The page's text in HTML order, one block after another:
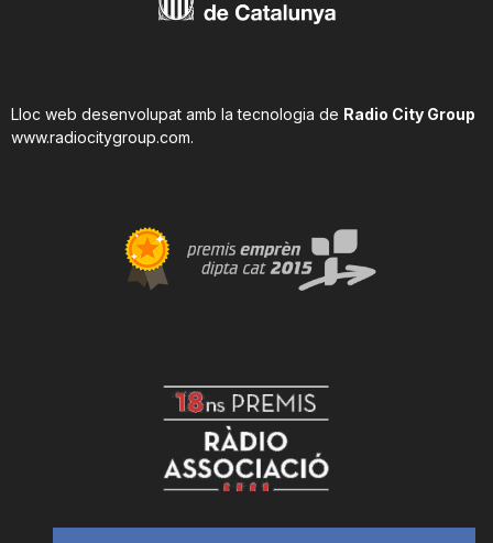
Lloc web desenvolupat amb la tecnologia de Radio City Group
www.radiocitygroup.com.